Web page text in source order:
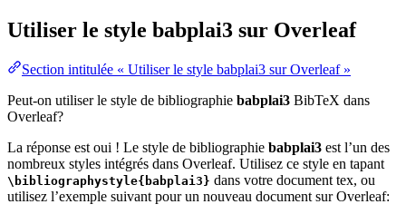
Utiliser le style babplai3 sur Overleaf
Section intitulée « Utiliser le style babplai3 sur Overleaf »
Peut-on utiliser le style de bibliographie babplai3 BibTeX dans
Overleaf?
La réponse est oui ! Le style de bibliographie babplai3 est l’un des
nombreux styles intégrés dans Overleaf. Utilisez ce style en tapant
\bibliographystyle{babplai3} dans votre document tex, ou
utilisez l’exemple suivant pour un nouveau document sur Overleaf: